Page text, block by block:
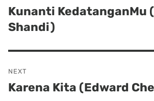
navigation
Previous
post:
Kunanti KedatanganMu
Shandi)
NEXT
Next
Karena Kita (Edward